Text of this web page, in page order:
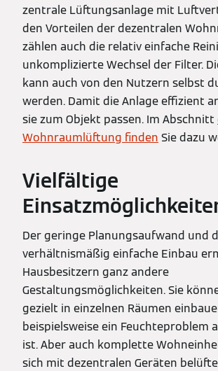
zentrale Lüftungsanlage mit
den Vorteilen der dezentralen
zählen auch die relativ einfache
unkomplizierte Wechsel der Filter.
kann auch von den Nutzern selbst
werden. Damit die Anlage effizient
sie zum Objekt passen. Im Abschnitt
Wohnraumlüftung finden Sie dazu
Vielfältige
Der geringe Planungsaufwand und
verhältnismäßig einfache Einbau
Hausbesitzern ganz andere
Gestaltungsmöglichkeiten. Sie
gezielt in einzelnen Räumen
beispielsweise ein Feuchteproblem
ist. Aber auch komplette
sich mit dezentralen Geräten